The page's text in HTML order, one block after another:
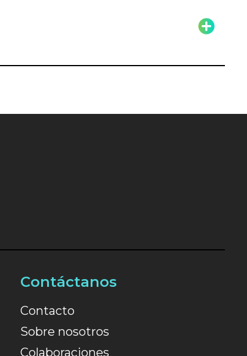
Contáctanos
Contacto
Sobre nosotros
Colaboraciones